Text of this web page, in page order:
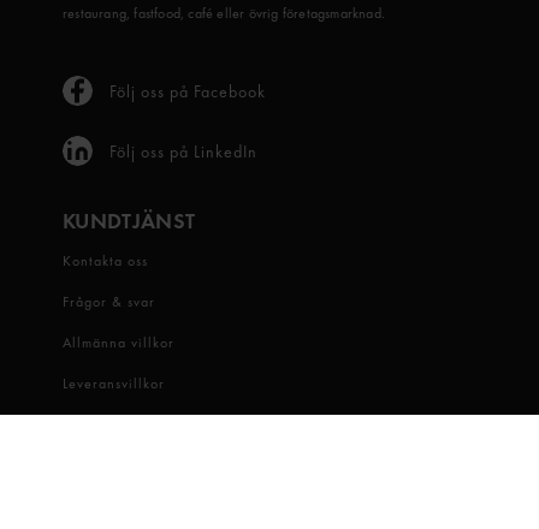
restaurang, fastfood, café eller övrig företagsmarknad.
Följ oss på Facebook
Följ oss på LinkedIn
KUNDTJÄNST
Kontakta oss
Frågor & svar
Allmänna villkor
Leveransvillkor